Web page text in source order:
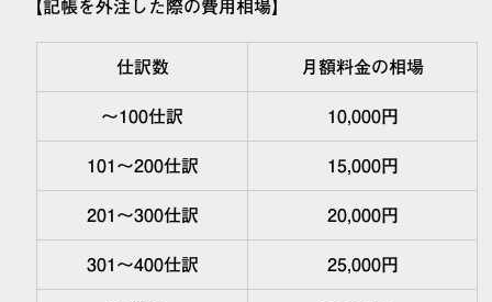
【記帳を外注した際の費用相場】
仕訳数 月額料金の相場
～100仕訳 10,000円
101～200仕訳 15,000円
201～300仕訳 20,000円
301～400仕訳 25,000円